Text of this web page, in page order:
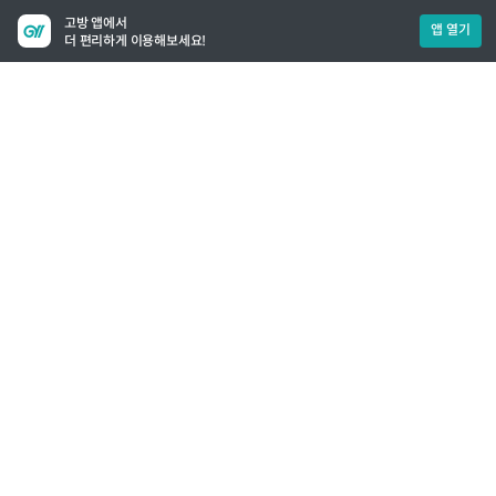
고방 앱에서
더 편리하게 이용해보세요!
앱 열기